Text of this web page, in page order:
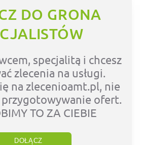
DO GRONA
specjalitą i chcesz
zlecenia na usługi.
na zlecenioamt.pl, nie
przygotowywanie ofert.
TO ZA CIEBIE
DOŁĄCZ